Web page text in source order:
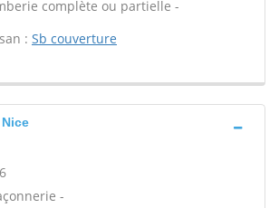
complète ou partielle -
: Sb couverture
-